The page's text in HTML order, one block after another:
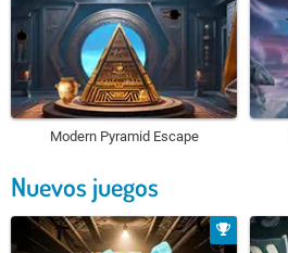
Modern Pyramid Escape
Nuevos juegos